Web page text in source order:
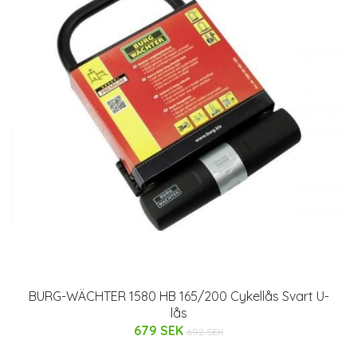
BURG-WÄCHTER 1580 HB 165/200 Cykellås Svart U-
lås
679 SEK 692 SEK